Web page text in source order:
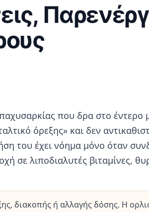
που δρα στο έντερο
όρεξης» και δεν
του έχει νόημα μόνο όταν
σε λιποδιαλυτές βιταμίνες,
διακοπής ή αλλαγής δόσης. Η